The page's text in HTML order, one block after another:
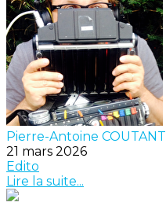
Pierre-Antoine COUTANT
21 mars 2026
Edito
Lire la suite...